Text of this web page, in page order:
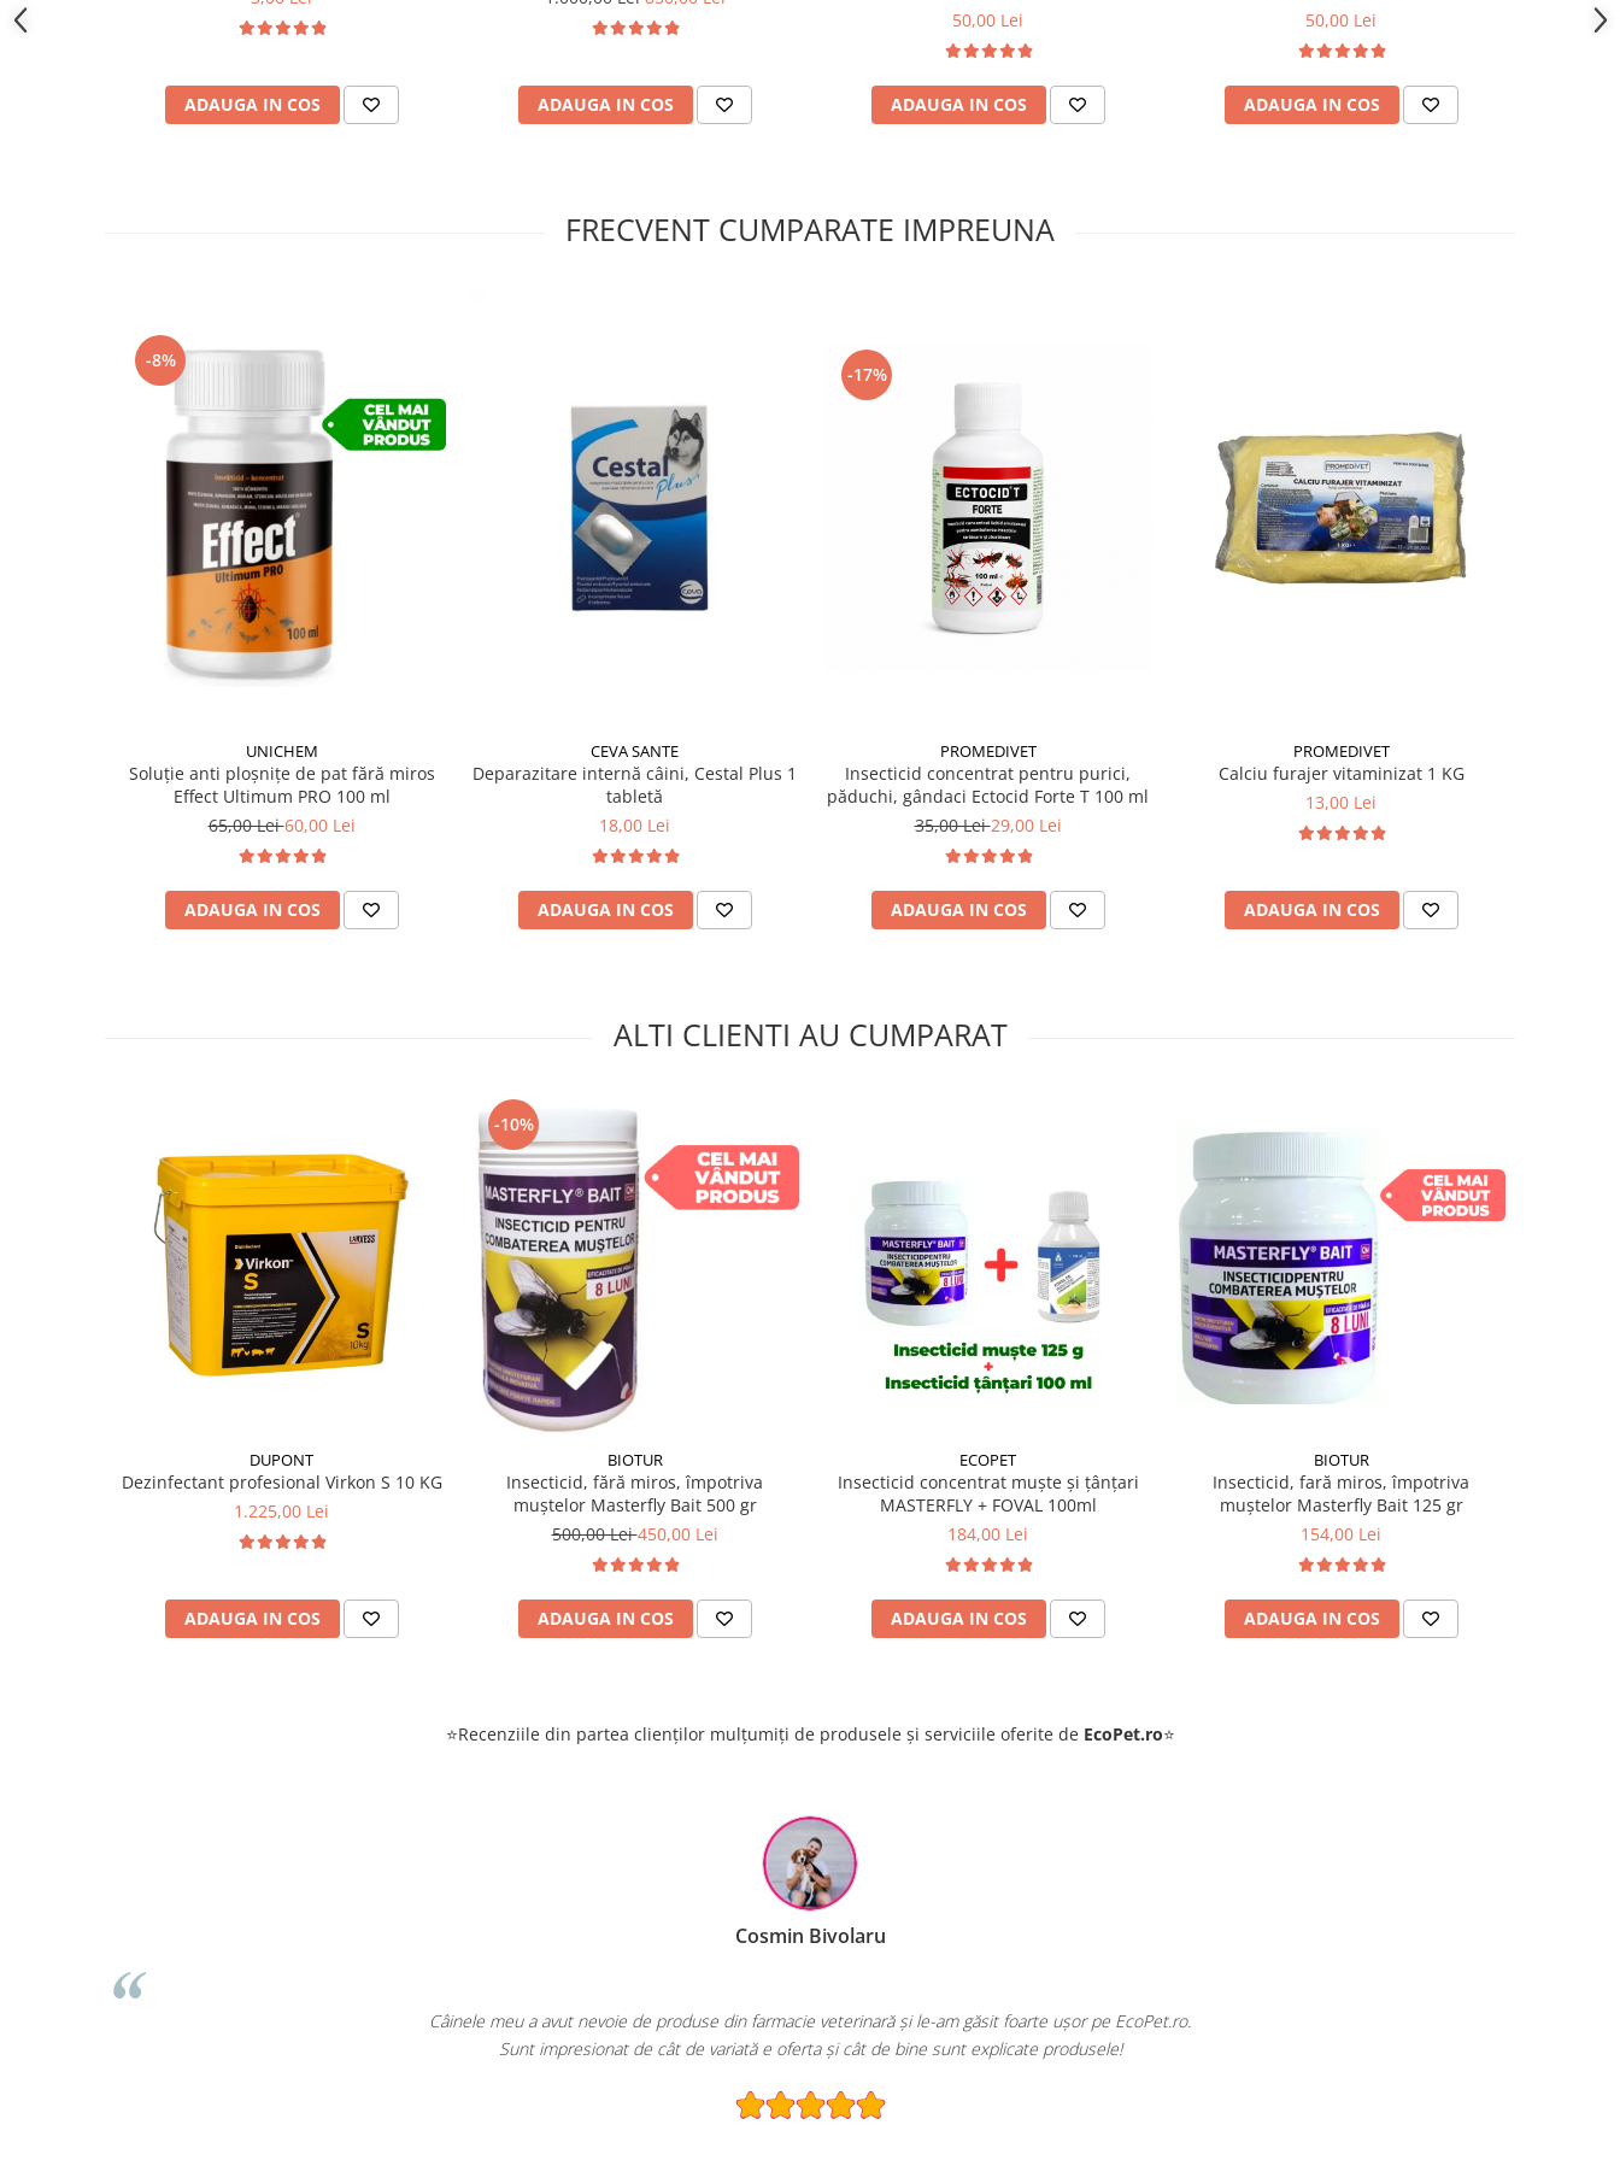
ADAUGA IN COS ADAUGA IN COS
50,00 Lei
ADAUGA IN COS
50,00 Lei
ADAUGA IN COS
FRECVENT CUMPARATE IMPREUNA
-8%
UNICHEM
Soluție anti ploșnițe de pat fără miros
Effect Ultimum PRO 100 ml
65,00 Lei60,00 Lei
ADAUGA IN COS
CEVA SANTE
Deparazitare internă câini, Cestal Plus 1
tabletă
18,00 Lei
ADAUGA IN COS
-17%
PROMEDIVET
Insecticid concentrat pentru purici,
păduchi, gândaci Ectocid Forte T 100 ml
35,00 Lei29,00 Lei
ADAUGA IN COS
PROMEDIVET
Calciu furajer vitaminizat 1 KG
13,00 Lei
ADAUGA IN COS
ALTI CLIENTI AU CUMPARAT
DUPONT
Dezinfectant profesional Virkon S 10 KG
1.225,00 Lei
ADAUGA IN COS
-10%
BIOTUR
Insecticid, fără miros, împotriva
muștelor Masterfly Bait 500 gr
500,00 Lei450,00 Lei
ADAUGA IN COS
ECOPET
Insecticid concentrat muște și țânțari
MASTERFLY + FOVAL 100ml
184,00 Lei
ADAUGA IN COS
BIOTUR
Insecticid, fară miros, împotriva
muștelor Masterfly Bait 125 gr
154,00 Lei
ADAUGA IN COS
⭐Recenziile din partea clienților mulțumiți de produsele și serviciile oferite de EcoPet.ro⭐
EcoPet.ro este salvarea mea de fiecare dată când am nevoie de hrană sau produse pentru păsările exotice din volieră.
E greu să găsești un magazin online cu o gamă atât de largă și specializată.